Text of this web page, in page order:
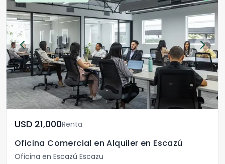
USD	21,000Renta
Oficina Comercial en Alquiler en Escazú
Oficina en Escazú Escazu